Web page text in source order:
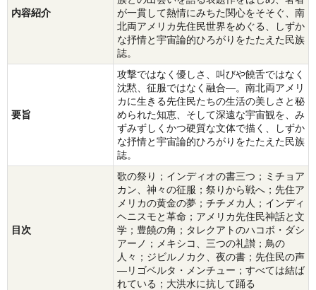
内容紹介
が一貫して熱情にみちた関心をそそぐ、南
北両アメリカ先住民世界をめぐる、しずか
な抒情と宇宙論的ひろがりをたたえた民族
誌。
要旨
攻撃ではなく優しさ、叫びや饒舌ではなく
沈黙、征服ではなく融合―。南北両アメリ
カに生きる先住民たちの生活の美しさと秘
められた知恵、そして深遠な宇宙観を、み
ずみずしくかつ硬質な文体で描く、しずか
な抒情と宇宙論的ひろがりをたたえた民族
誌。
目次
歌の祭り；インディオの書三つ；ミチョア
カン、神々の征服；祭りから戦へ；先住ア
メリカの黄金の夢；チチメカ人；インディ
ヘニスモと革命；アメリカ先住民神話と文
学；豊饒の角；タレクアトのハコボ・ダシ
アーノ；メキシコ、三つの礼讃；鳥の
人々；ジビルノカク、夜の書；先住民の声
―リゴベルタ・メンチュー；すべては結ば
れている；大洪水に抗して踊る